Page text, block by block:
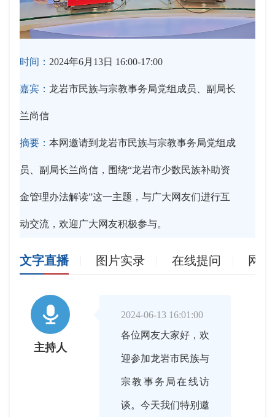
时间： 2024年6月13日 16:00-17:00
嘉宾： 龙岩市民族与宗教事务局党组成员、副局长
兰尚信
摘要： 本网邀请到龙岩市民族与宗教事务局党组成
员、副局长兰尚信，围绕“龙岩市少数民族补助资
金管理办法解读”这一主题，与广大网友们进行互
动交流，欢迎广大网友积极参与。
文字直播 图片实录 在线提问 网

主持人
2024-06-13 16:01:00
各位网友大家好，欢
迎参加龙岩市民族与
宗教事务局在线访
谈。今天我们特别邀